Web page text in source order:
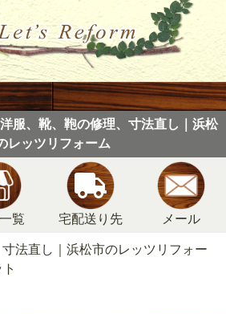
服、靴、鞄の修理、寸法直し｜浜松
レッツリフォーム
覧 宅配送り先 メール
法直し｜浜松市のレッツリフォー